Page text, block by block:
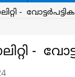
- വോട്ടർപട്ടിക
-